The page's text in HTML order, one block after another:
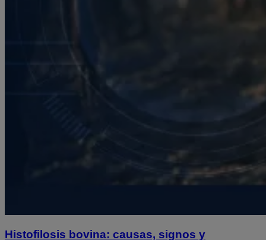
Histofilosis bovina: causas, signos y